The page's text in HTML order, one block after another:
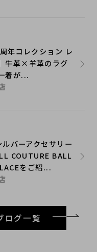
年コレクション レ
牛革×羊革のラグ
着が...
ルバーアクセサリー
COUTURE BALL
をご紹...
ログ一覧